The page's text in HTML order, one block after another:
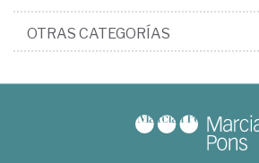
OTRAS CATEGORÍAS